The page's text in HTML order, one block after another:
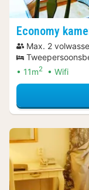
Economy
Max. 2
11m2 Wifi